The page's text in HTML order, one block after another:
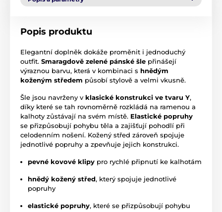
Popis produktu
Elegantní doplněk dokáže proměnit i jednoduchý
outfit. Smaragdově zelené pánské šle přinášejí
výraznou barvu, která v kombinaci s hnědým
koženým středem působí stylově a velmi vkusně.
Šle jsou navrženy v klasické konstrukci ve tvaru Y,
díky které se tah rovnoměrně rozkládá na ramenou a
kalhoty zůstávají na svém místě. Elastické popruhy
se přizpůsobují pohybu těla a zajišťují pohodlí při
celodenním nošení. Kožený střed zároveň spojuje
jednotlivé popruhy a zpevňuje jejich konstrukci.
pevné kovové klipy pro rychlé připnutí ke kalhotám
hnědý kožený střed, který spojuje jednotlivé
popruhy
elastické popruhy, které se přizpůsobují pohybu